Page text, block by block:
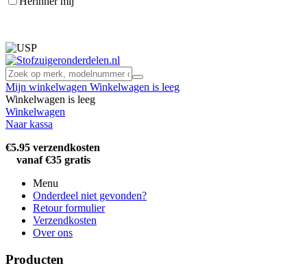
Mijn winkelwagen Winkelwagen is leeg
Winkelwagen is leeg
Winkelwagen
Naar kassa
€5.95 verzendkosten
vanaf €35 gratis
Menu
Onderdeel niet gevonden?
Retour formulier
Verzendkosten
Over ons
Producten